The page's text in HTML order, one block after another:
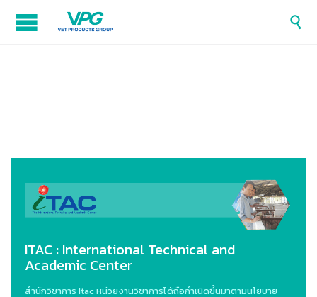

ITAC : International Technical and
Academic Center
สำนักวิชาการ Itac หน่วยงานวิชาการได้ถือกำเนิดขึ้นมาตามนโยบาย